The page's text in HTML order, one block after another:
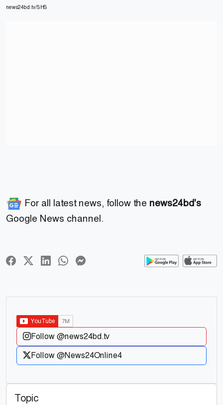
news24bd.tv/SHS
For all latest news, follow the news24bd's
Google News channel.
Follow @news24bd.tv
Follow @News24Online4
Topic